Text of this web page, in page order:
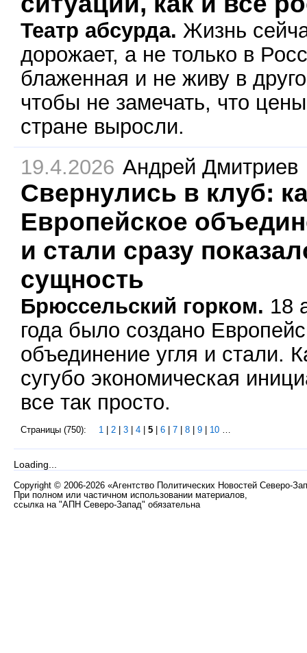
Театр абсурда. Жизнь
дорожает, а не только в
блаженная и не живу в
чтобы не замечать, что
стране выросли.
19.4.2026 Андрей Дмитриев
Свернулись в клуб:
Европейское
и стали сразу
сущность
Брюссельский горком. 18
года было создано
объединение угля и стали.
сугубо экономическая
все так просто.
Страницы (750): 1 2 3 4 5 6 7 8 9 10 …
Loading...
Copyright © 2006-2026 «Агентство Политических Новостей Северо-
При полном или частичном использовании материалов,
ссылка на "АПН Северо-Запад" обязательна